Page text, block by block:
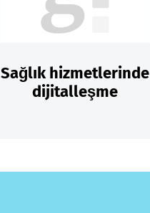
Sağlık hizmetlerinde
dijitalleşme